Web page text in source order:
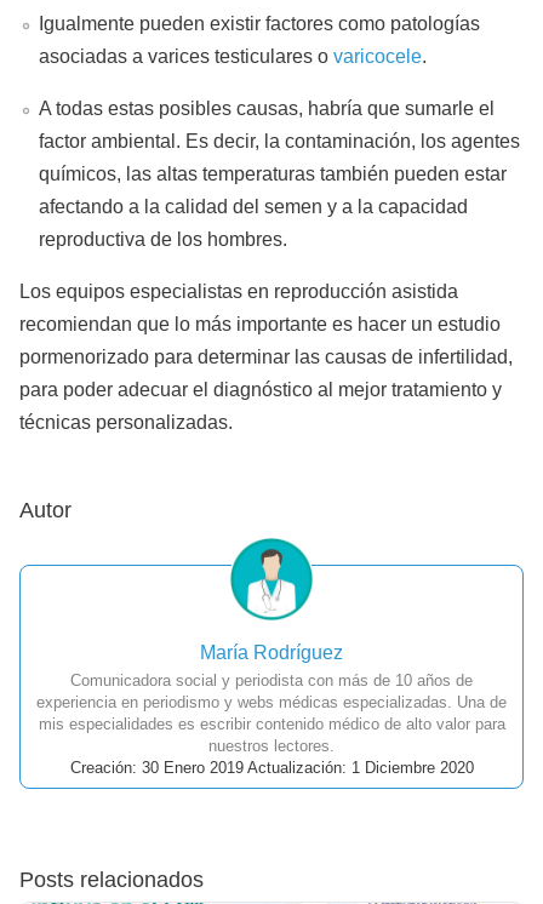
Igualmente pueden existir factores como patologías
asociadas a varices testiculares o varicocele.
A todas estas posibles causas, habría que sumarle el
factor ambiental. Es decir, la contaminación, los agentes
químicos, las altas temperaturas también pueden estar
afectando a la calidad del semen y a la capacidad
reproductiva de los hombres.
Los equipos especialistas en reproducción asistida
recomiendan que lo más importante es hacer un estudio
pormenorizado para determinar las causas de infertilidad,
para poder adecuar el diagnóstico al mejor tratamiento y
técnicas personalizadas.
Autor
María Rodríguez
Comunicadora social y periodista con más de 10 años de
experiencia en periodismo y webs médicas especializadas. Una de
mis especialidades es escribir contenido médico de alto valor para
nuestros lectores.
Creación: 30 Enero 2019 Actualización: 1 Diciembre 2020
Posts relacionados